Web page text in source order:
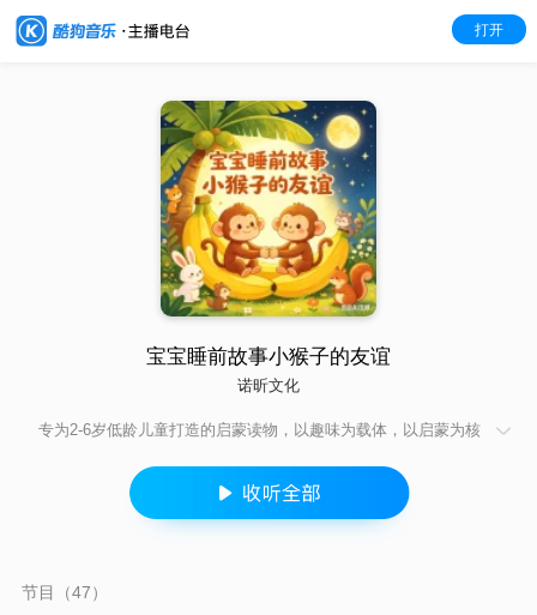
打开
宝宝睡前故事小猴子的友谊
诺昕文化
专为2-6岁低龄儿童打造的启蒙读物，以趣味为载体，以启蒙为核
言浅显易懂，口语化的表达贴合儿童认知节奏，无需复杂理解，
既能作为亲子共读的优质素材，也能作为孩子自主阅读的启蒙读
物。 故事主角多为孩子熟悉的小动物、纯真小主人公，情节简单
能力，引导孩子明辨是非、学会共情。 每一则小故事都藏着朴素
的道理与温暖的力量，兼顾趣味性与启蒙性，让孩子在阅读中收
节目（47）